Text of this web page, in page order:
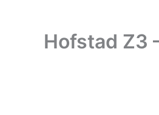
Hofstad Z3